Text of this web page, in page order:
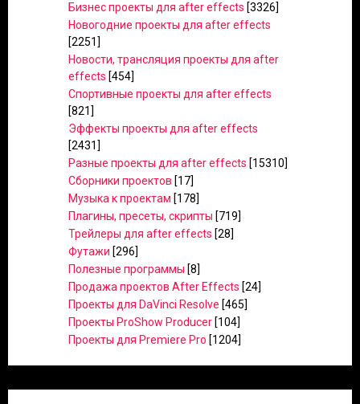
Бизнес проекты для after effects [3326]
Новогодние проекты для after effects
[2251]
Новости, трансляция проекты для after
effects [454]
Спортивные проекты для after effects
[821]
Эффекты проекты для after effects
[2431]
Разные проекты для after effects [15310]
Сборники проектов [17]
Музыка к проектам [178]
Плагины, пресеты, скрипты [719]
Трейлеры для after effects [28]
Футажи [296]
Полезные программы [8]
Продажа проектов After Effects [24]
Проекты для DaVinci Resolve [465]
Проекты ProShow Producer [104]
Проекты для Premiere Pro [1204]